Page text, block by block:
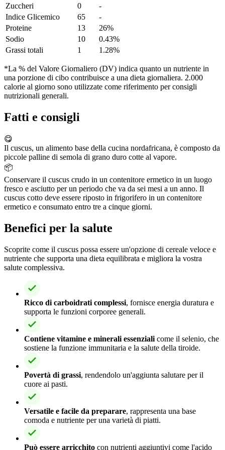
Zuccheri 0
-
Indice Glicemico
65
-
Proteine
13
26%
Sodio
10
0.43%
Grassi totali
1 1.28%
*La % del Valore Giornaliero (DV) indica quanto un nutriente in
una porzione di cibo contribuisce a una dieta giornaliera. 2.000
calorie al giorno sono utilizzate come riferimento per consigli
nutrizionali generali.
Fatti e consigli
😋
Il cuscus, un alimento base della cucina nordafricana, è composto da
piccole palline di semola di grano duro cotte al vapore.
📦
Conservare il cuscus crudo in un contenitore ermetico in un luogo
fresco e asciutto per un periodo che va da sei mesi a un anno. Il
cuscus cotto deve essere riposto in frigorifero in un contenitore
ermetico e consumato entro tre a cinque giorni.
Benefici per la salute
Scoprite come il cuscus possa essere un'opzione di cereale veloce e
nutriente che supporta una dieta equilibrata e migliora la vostra
salute complessiva.
Ricco di carboidrati complessi, fornisce energia duratura e
supporta le funzioni corporee generali.
Contiene vitamine e minerali essenziali come il selenio, che
sostiene la funzione immunitaria e la salute della tiroide.
Povertà di grassi, rendendolo un'aggiunta salutare per il
cuore ai pasti.
Versatile e facile da preparare, rappresenta una base
comoda e nutriente per una varietà di piatti.
Può essere arricchito con nutrienti aggiuntivi come l'acido